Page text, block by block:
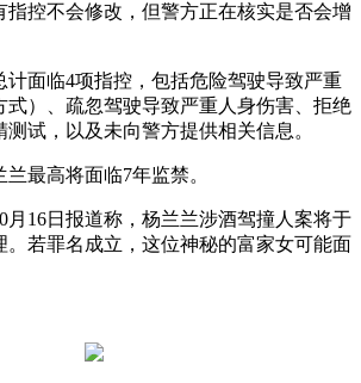
控不会修改，但警方正在核实是否会增
面临4项指控，包括危险驾驶导致严重
式）、疏忽驾驶导致严重人身伤害、拒绝
试，以及未向警方提供相关信息。
最高将面临7年监禁。
16日报道称，杨兰兰涉酒驾撞人案将于
。若罪名成立，这位神秘的富家女可能面